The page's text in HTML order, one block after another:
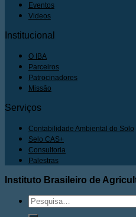
Eventos
Videos
Institucional
O IBA
Parceiros
Patrocinadores
Missão
Serviços
Contabilidade Ambiental do Solo
Selo CAS+
Consultoria
Palestras
Instituto Brasileiro de
Pesquisar
por: